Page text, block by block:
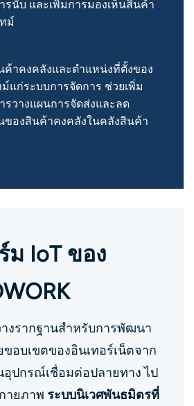
นับ และเพิ่มการมองเห็นสินค้า
ม์
ค้าคงคลังและตำแหน่งที่ตั้งของ
แก่ระบบการจัดการ ช่วยเพิ่ม
วางแผนการจัดส่งและลด
ของสินค้าคงคลังในคลังสินค้า
IoT ของ
งรากฐานสำหรับการพัฒนา
อบเขตของอินเทอร์เน็ตจาก
อุปกรณ์เชื่อมต่อปลายทาง ไป
ายภาพ ระบบนิเวศพันธมิตรที่